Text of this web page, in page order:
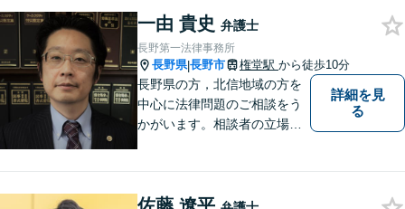
一由 貴史 弁護士
長野第一法律事務所
長野県|長野市 権堂駅 から徒歩10分
長野県の方，北信地域の方を
中心に法律問題のご相談をう
かがいます。相談者の立場を
詳細を見
る